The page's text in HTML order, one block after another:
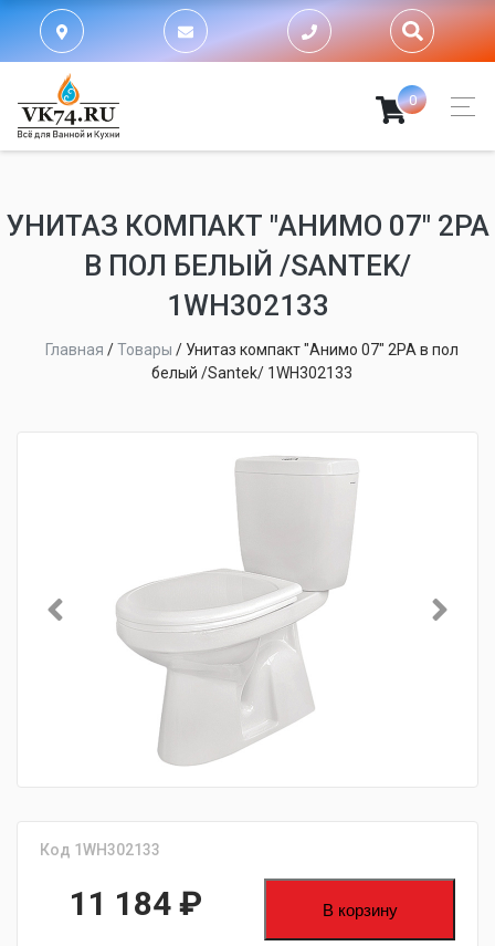
0
УНИТАЗ КОМПАКТ "АНИМО 07" 2РА
В ПОЛ БЕЛЫЙ /SANTEK/
1WH302133
Главная /Товары / Унитаз компакт "Анимо 07" 2РА в пол
белый /Santek/ 1WH302133
Код 1WH302133
11 184 ₽ В корзину